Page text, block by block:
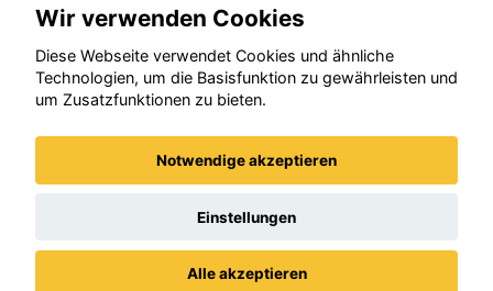
Suzuki (SX4) S-Cross
Wir verwenden Cookies
Diese Webseite verwendet Cookies und ähnliche
Technologien, um die Basisfunktion zu gewährleisten und
um Zusatzfunktionen zu bieten.
Notwendige akzeptieren
Einstellungen
Alle akzeptieren